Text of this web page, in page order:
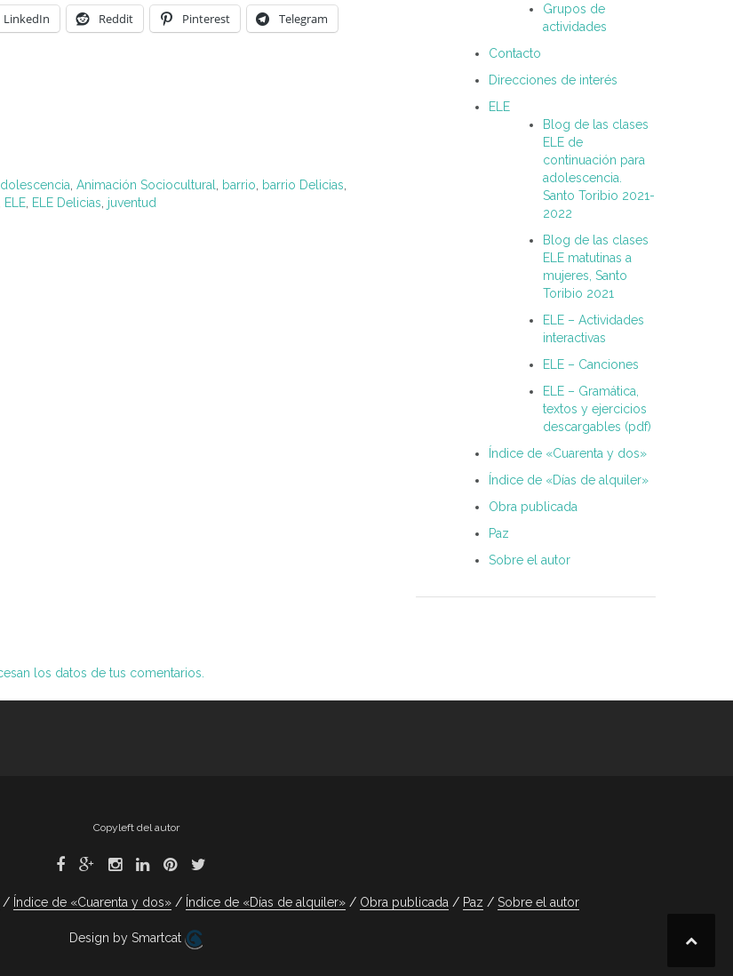
LinkedIn Reddit Pinterest Telegram
Animación Sociocultural barrio barrio Delicias
ELE ELE Delicias juventud
los datos de tus comentarios.
Grupos de
actividades
Contacto
Direcciones de interés
ELE
Blog de las clases
ELE de
continuación para
adolescencia.
Santo Toribio 2021-
2022
Blog de las clases
ELE matutinas a
mujeres, Santo
Toribio 2021
ELE – Actividades
interactivas
ELE – Canciones
ELE – Gramática,
textos y ejercicios
descargables (pdf)
Índice de «Cuarenta y dos»
Índice de «Días de alquiler»
Obra publicada
Paz
Sobre el autor
Copyleft del autor
Índice de «Cuarenta y dos» Índice de «Días de alquiler» Obra publicada Paz Sobre el autor
Design by Smartcat